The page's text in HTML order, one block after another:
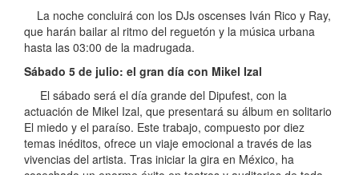
La noche concluirá con los DJs oscenses Iván Rico y Ray,
que harán bailar al ritmo del reguetón y la música urbana
hasta las 03:00 de la madrugada.
Sábado 5 de julio: el gran día con Mikel Izal
El sábado será el día grande del Dipufest, con la
actuación de Mikel Izal, que presentará su álbum en solitario
El miedo y el paraíso. Este trabajo, compuesto por diez
temas inéditos, ofrece un viaje emocional a través de las
vivencias del artista. Tras iniciar la gira en México, ha